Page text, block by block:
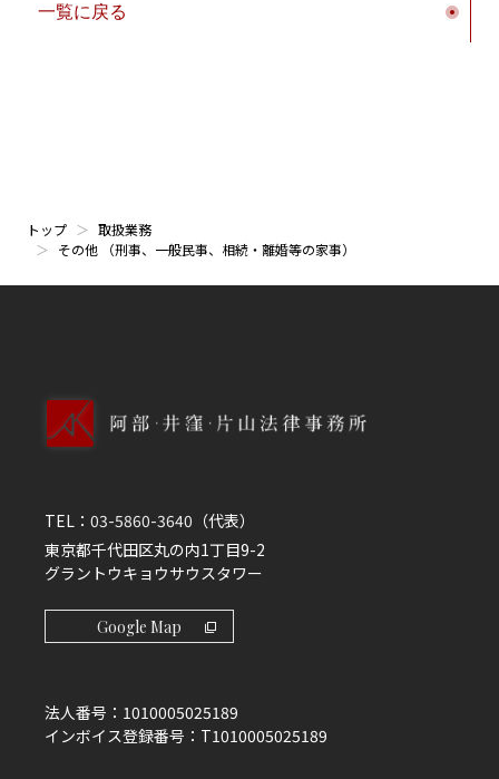
一覧に戻る
トップ
取扱業務
その他 （刑事、一般民事、相続・離婚等の家事）
TEL： 03-5860-3640 （代表）
東京都千代田区丸の内1丁目9-2
グラントウキョウサウスタワー
Google Map
法人番号： 1010005025189
インボイス登録番号： T1010005025189